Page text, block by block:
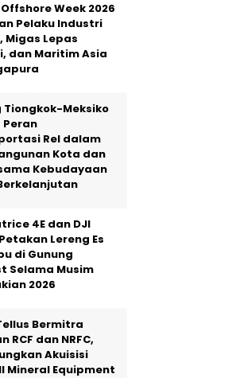
Week 2026
Pelaku Industri
Migas Lepas
dan Maritim Asia
Tiongkok-Meksiko
Peran
Rel dalam
Kota dan
Kebudayaan
4E dan DJI
Lereng Es
di Gunung
Selama Musim
2026
Bermitra
RCF dan NRFC,
Akuisisi
Mineral Equipment